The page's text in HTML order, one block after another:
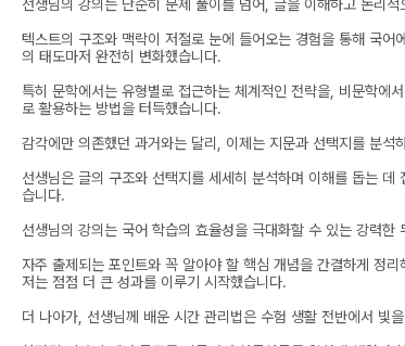
선생님의 강의는 단순히 문제 풀이를 넘어, 글을 이해하고 논리
텍스트의 구조와 맥락이 저절로 눈에 들어오는 경험을 통해 국
의 태도마저 완전히 변화했습니다.
특히 문학에서는 유형별로 접근하는 체계적인 전략을, 비문학에
로 활용하는 방법을 터득했습니다.
감각에만 의존했던 과거와는 달리, 이제는 지문과 선택지를 분
선생님은 글의 구조와 선택지를 세세히 분석하며 이해를 돕는
습니다.
선생님의 강의는 국어 학습의 효율성을 극대화할 수 있는 강력한
자주 출제되는 포인트와 꼭 알아야 할 핵심 개념을 간결하게 정
저는 점점 더 큰 성과를 이루기 시작했습니다.
더 나아가, 선생님께 배운 시간 관리법은 수험 생활 전반에서 빛